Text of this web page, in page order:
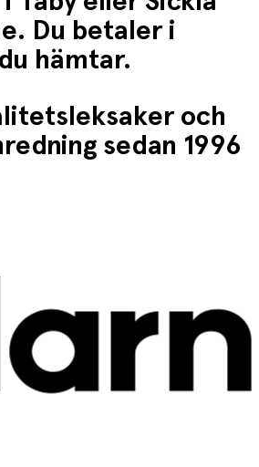
Du betaler i
hämtar.
och
sedan 1996